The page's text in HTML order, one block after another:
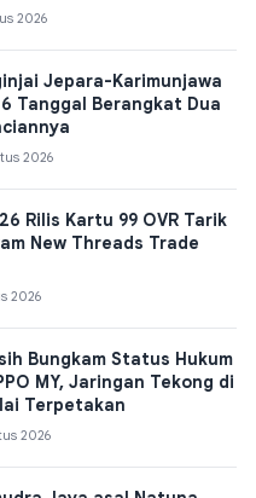
2026
Jepara-Karimunjawa
Tanggal Berangkat Dua
2026
Rilis Kartu 99 OVR Tarik
New Threads Trade
2026
Bungkam Status Hukum
MY, Jaringan Tekong di
Terpetakan
2026